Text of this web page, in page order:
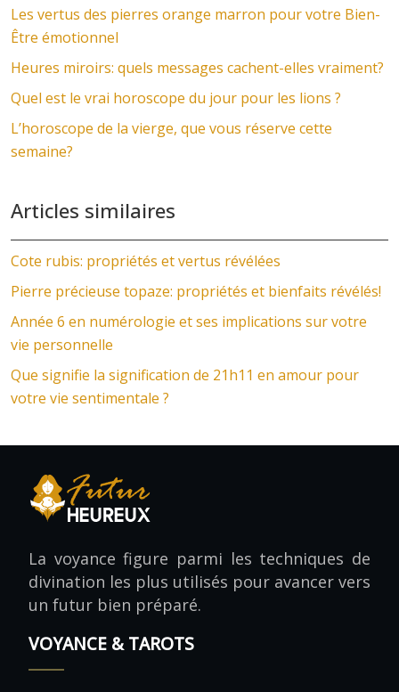
Les vertus des pierres orange marron pour votre Bien-
Être émotionnel
Heures miroirs: quels messages cachent-elles vraiment?
Quel est le vrai horoscope du jour pour les lions ?
L’horoscope de la vierge, que vous réserve cette
semaine?
Articles similaires
Cote rubis: propriétés et vertus révélées
Pierre précieuse topaze: propriétés et bienfaits révélés!
Année 6 en numérologie et ses implications sur votre
vie personnelle
Que signifie la signification de 21h11 en amour pour
votre vie sentimentale ?
La voyance figure parmi les techniques de
divination les plus utilisés pour avancer vers
un futur bien préparé.
VOYANCE & TAROTS